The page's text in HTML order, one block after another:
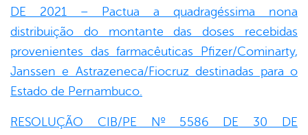
DE 2021 – Pactua a quadragéssima nona
distribuição do montante das doses recebidas
provenientes das farmacêuticas Pfizer/Cominarty,
Janssen e Astrazeneca/Fiocruz destinadas para o
Estado de Pernambuco.
RESOLUÇÃO CIB/PE Nº 5586 DE 30 DE